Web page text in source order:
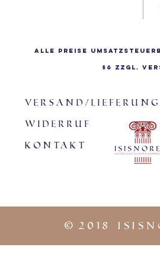
Alle Preise
§6 zzgl.
Versand/
Widerruf
KontaKt
© 2018